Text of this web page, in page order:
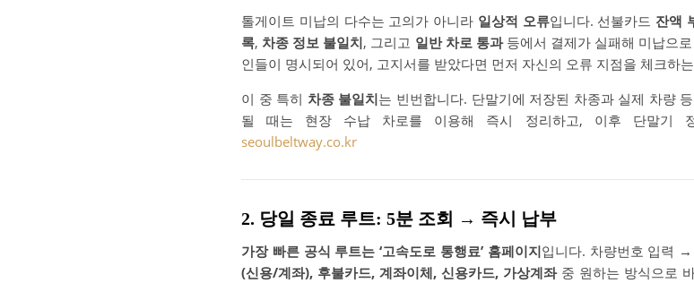
톨게이트 미납의 다수는 고의가 아니라 일상적 오류입니다. 선불카드 잔액
록, 차종 정보 불일치, 그리고 일반 차로 통과등에서 결제가 실패해 미납으
인들이 명시되어 있어, 고지서를 받았다면 먼저 자신의 오류 지점을 체크하
이 중 특히 차종 불일치는 빈번합니다. 단말기에 저장된 차종과 실제 차량
될 때는 현장 수납 차로를 이용해 즉시 정리하고, 이후 단말기
seoulbeltway.co.kr
2. 당일 종료 루트: 5분 조회 → 즉시 납부
가장 빠른 공식 루트는 ‘고속도로 통행료’ 홈페이지입니다. 차량번호 입력
(신용/계좌), 후불카드, 계좌이체, 신용카드, 가상계좌중 원하는 방식으로